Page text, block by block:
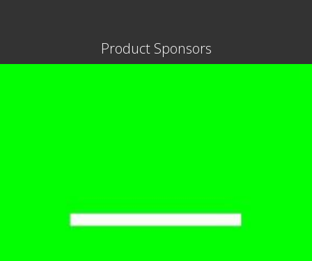
Product Sponsors